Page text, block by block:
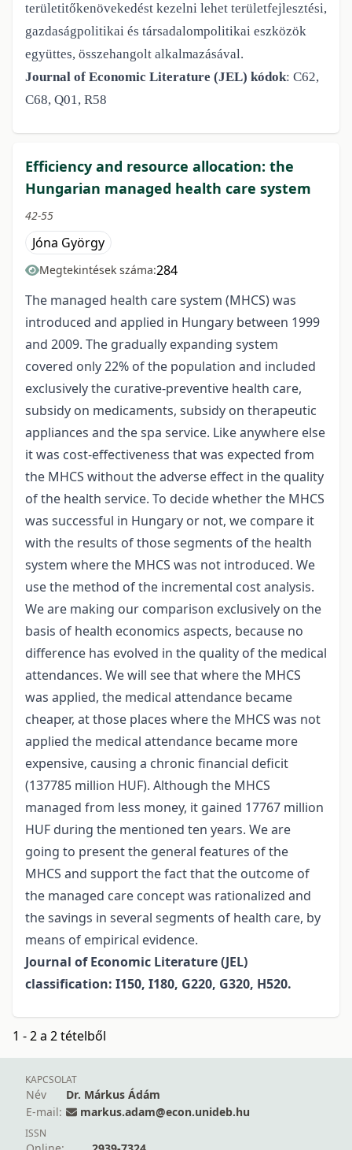
területitőke­növekedést kezelni lehet területfejlesztési,
gazdaságpolitikai és társadalompolitikai eszközök
együttes, összehangolt alkalmazásával.
Journal of Economic Literature (JEL) kódok: C62,
C68, Q01, R58
Efficiency and resource allocation: the
Hungarian managed health care system
42-55
Jóna György
Megtekintések száma:284
The managed health care system (MHCS) was
introduced and applied in Hungary between 1999
and 2009. The gradually expanding system
covered only 22% of the population and included
exclusively the curative-preventive health care,
subsidy on medicaments, subsidy on therapeutic
appliances and the spa service. Like anywhere else
it was cost-effectiveness that was expected from
the MHCS without the adverse effect in the quality
of the health service. To decide whether the MHCS
was successful in Hungary or not, we compare it
with the results of those segments of the health
system where the MHCS was not introduced. We
use the method of the incremental cost analysis.
We are making our comparison exclusively on the
basis of health economics aspects, because no
difference has evolved in the quality of the medical
attendances. We will see that where the MHCS
was applied, the medical attendance became
cheaper, at those places where the MHCS was not
applied the medical attendance became more
expensive, causing a chronic financial deficit
(137785 million HUF). Although the MHCS
managed from less money, it gained 17767 million
HUF during the mentioned ten years. We are
going to present the general features of the
MHCS and support the fact that the outcome of
the managed care concept was rationalized and
the savings in several segments of health care, by
means of empirical evidence.
Journal of Economic Literature (JEL)
classification: I150, I180, G220, G320, H520.
1 - 2 a 2 tételből
KAPCSOLAT
Név
Dr. Márkus Ádám
E-mail:
markus.adam@econ.unideb.hu
ISSN